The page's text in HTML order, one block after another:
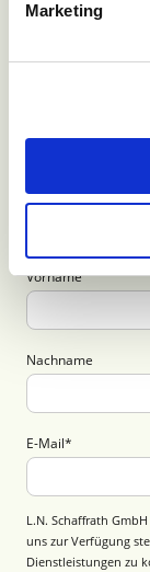
Marketing
Anrede
Vorname
Nachname
E-Mail*
L.N. Schaffrath
uns zur Verfügung
Dienstleistungen zu